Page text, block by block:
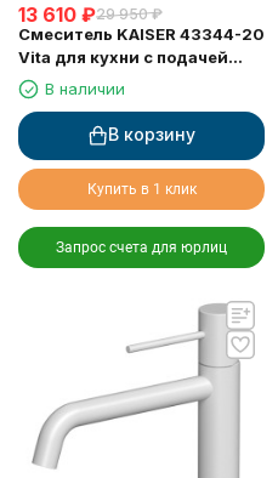
13 610 ₽29 950 ₽
Смеситель KAISER 43344-20
Vita для кухни с подачей
фильтрованной воды
В наличии
В корзину
Купить в 1 клик
Запрос счета для юрлиц